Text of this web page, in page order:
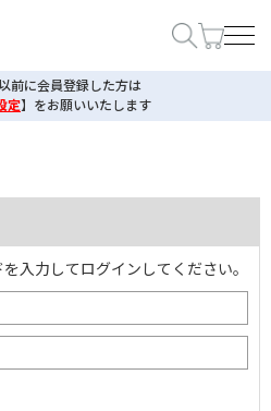
前に会員登録した方は
定】 をお願いいたします
入力してログインしてください。